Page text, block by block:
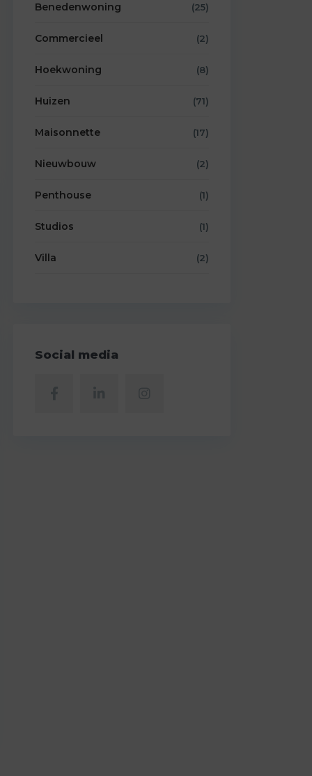
Benedenwoning (25)
Commercieel (2)
Hoekwoning (8)
Huizen (71)
Maisonnette (17)
Nieuwbouw (2)
Penthouse (1)
Studios (1)
Villa (2)
Social media